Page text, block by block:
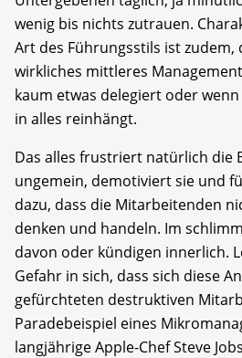
wenig bis nichts zutrauen.
Art des Führungsstils ist zudem,
wirkliches mittleres
kaum etwas delegiert oder
in alles reinhängt.
Das alles frustriert natürlich die
ungemein, demotiviert sie und
dazu, dass die Mitarbeitenden
denken und handeln. Im
davon oder kündigen innerlich.
Gefahr in sich, dass sich diese
gefürchteten destruktiven
Paradebeispiel eines
langjährige Apple-Chef Steve